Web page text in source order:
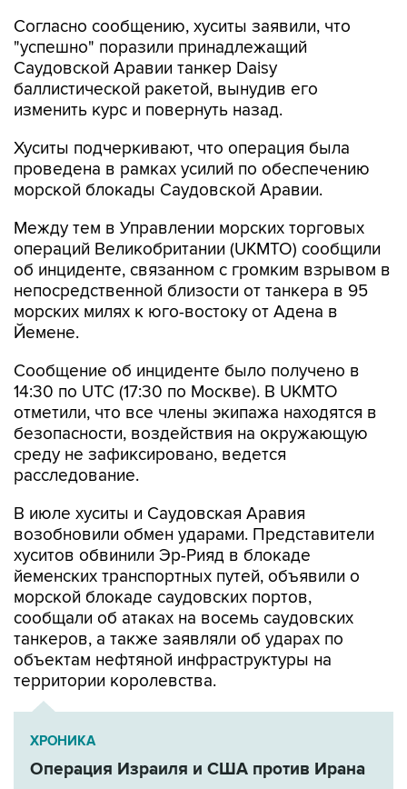
Согласно сообщению, хуситы заявили, что
"успешно" поразили принадлежащий
Саудовской Аравии танкер Daisy
баллистической ракетой, вынудив его
изменить курс и повернуть назад.
Хуситы подчеркивают, что операция была
проведена в рамках усилий по обеспечению
морской блокады Саудовской Аравии.
Между тем в Управлении морских торговых
операций Великобритании (UKMTO) сообщили
об инциденте, связанном с громким взрывом в
непосредственной близости от танкера в 95
морских милях к юго-востоку от Адена в
Йемене.
Сообщение об инциденте было получено в
14:30 по UTC (17:30 по Москве). В UKMTO
отметили, что все члены экипажа находятся в
безопасности, воздействия на окружающую
среду не зафиксировано, ведется
расследование.
В июле хуситы и Саудовская Аравия
возобновили обмен ударами. Представители
хуситов обвинили Эр-Рияд в блокаде
йеменских транспортных путей, объявили о
морской блокаде саудовских портов,
сообщали об атаках на восемь саудовских
танкеров, а также заявляли об ударах по
объектам нефтяной инфраструктуры на
территории королевства.
ХРОНИКА
Операция Израиля и США против Ирана